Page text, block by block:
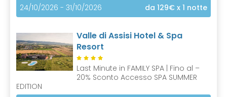
24/10/2026 - 31/10/2026 da 129€ x 1 notte
Valle di Assisi Hotel & Spa
Resort
Last Minute in FAMILY SPA | Fino al –
20% Sconto Accesso SPA SUMMER
EDITION